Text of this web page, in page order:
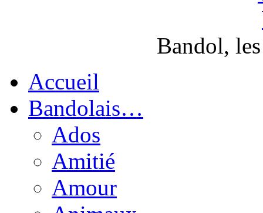
Bandol,
Accueil
Bandolais…
Ados
Amitié
Amour